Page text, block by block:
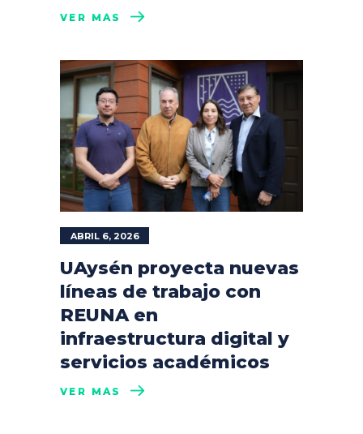
VER MÁS
ABRIL 6, 2026
UAysén proyecta nuevas
líneas de trabajo con
REUNA en
infraestructura digital y
servicios académicos
VER MÁS